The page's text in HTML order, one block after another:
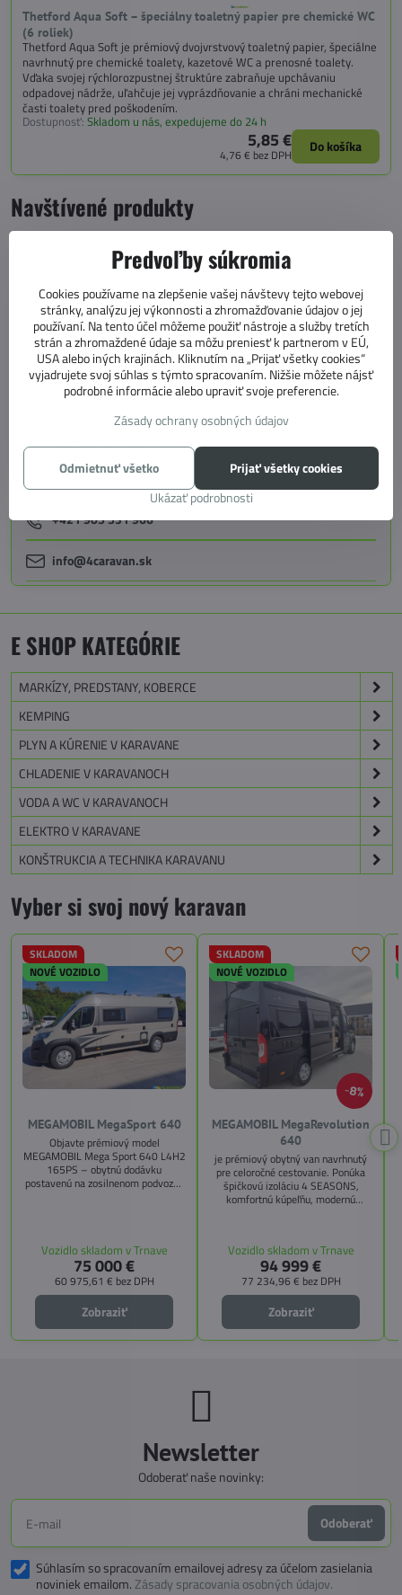
Thetford Aqua Soft – špeciálny toaletný papier pre chemické WC
(6 roliek)
Thetford Aqua Soft je prémiový dvojvrstvový toaletný papier, špeciálne
navrhnutý pre chemické toalety, kazetové WC a prenosné toalety.
Vďaka svojej rýchlorozpustnej štruktúre zabraňuje upchávaniu
odpadovej nádrže, uľahčuje jej vyprázdňovanie a chráni mechanické
časti toalety pred poškodením.
Dostupnosť: Skladom u nás, expedujeme do 24 h
5,85 €
4,76 € bez DPH Do košíka
Navštívené produkty
Thetford Servisné dvere
+421 905 531 966
info@4caravan.sk
E SHOP KATEGÓRIE
MARKÍZY, PREDSTANY, KOBERCE
KEMPING
PLYN A KÚRENIE V KARAVANE
CHLADENIE V KARAVANOCH
VODA A WC V KARAVANOCH
ELEKTRO V KARAVANE
KONŠTRUKCIA A TECHNIKA KARAVANU
Vyber si svoj nový karavan
SKLADOM
NOVÉ VOZIDLO
MEGAMOBIL MegaSport 640
Objavte prémiový model
MEGAMOBIL Mega Sport 640 L4H2
165PS – obytnú dodávku
postavenú na zosilnenom podvozku
pozdĺžnemu lôžku a možnosti
doplniť predné prídavné lôžko.
Vozidlo skladom v Trnave
75 000 €
60 975,61 € bez DPH
Zobraziť
8%
SKLADOM
NOVÉ VOZIDLO
MEGAMOBIL MegaRevolution
640
je prémiový obytný van navrhnutý
pre celoročné cestovanie. Ponúka
špičkovú izoláciu 4 SEASONS,
komfortnú kúpeľňu, modernú
CITY, TECHNO, SICHERHEIT a
MEGA WINTER získate maximálnu
bezpečnosť, pohodlie a
technologické inovácie. Ideálna
voľba pre tých, ktorí hľadajú luxus,
funkčnosť a slobodu na cestách.
Vozidlo skladom v Trnave
94 999 €
77 234,96 € bez DPH
Zobraziť
Newsletter
Odoberať naše novinky:
Odoberať
Súhlasím so spracovaním emailovej adresy za účelom zasielania
noviniek emailom.Zásady spracovania osobných údajov.
Predvoľby súkromia
Cookies používame na zlepšenie vašej návštevy tejto webovej
stránky, analýzu jej výkonnosti a zhromažďovanie údajov o jej
používaní. Na tento účel môžeme použiť nástroje a služby tretích
strán a zhromaždené údaje sa môžu preniesť k partnerom v EÚ,
USA alebo iných krajinách. Kliknutím na „Prijať všetky cookies“
vyjadrujete svoj súhlas s týmto spracovaním. Nižšie môžete nájsť
podrobné informácie alebo upraviť svoje preferencie.
Zásady ochrany osobných údajov
Ukázať podrobnosti
Prijať všetky cookies
Odmietnuť všetko